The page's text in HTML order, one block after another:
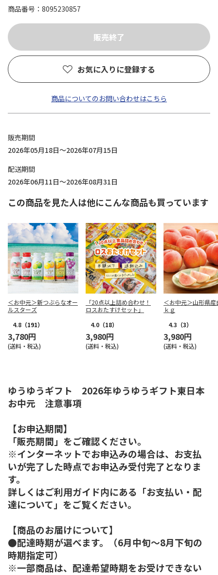
商品番号
8095230857
お気に入りに登録する
商品についてのお問い合わせはこちら
販売期間
2026年05月18日～2026年07月15日
配送期間
2026年06月11日～2026年08月31日
この商品を見た人は他にこんな商品も買っています
＜お中元＞新つぶらなオー
ルスターズ
4.8 （191）
3,780円
(送料・税込)
「20点以上詰め合わせ！
ロスおたすけセット」
4.0 （18）
3,980円
(送料・税込)
＜お中元＞山形県産
ｋｇ
4.3 （3）
3,980円
(送料・税込)
ゆうゆうギフト 2026年ゆうゆうギフト東日本
お中元 注意事項
【お申込期間】
「販売期間」をご確認ください。
※インターネットでお申込みの場合は、お支払
いが完了した時点でお申込み受付完了となりま
す。
詳しくはご利用ガイド内にある「お支払い・配
達について」をご覧ください。
【商品のお届けについて】
●配達時期が選べます。（6月中旬～8月下旬の
時期指定可）
※一部商品は、配達希望時期をお受けできない